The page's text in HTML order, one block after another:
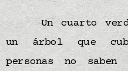
Un cuarto
un árbol que
personas no